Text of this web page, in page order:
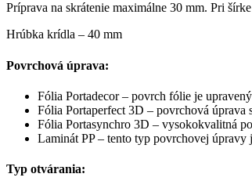
Príprava na skrátenie maximálne 30 mm. Pri
Hrúbka krídla – 40 mm
Povrchová úprava:
Fólia Portadecor – povrch fólie je
Fólia Portaperfect 3D – povrchová úprava
Fólia Portasynchro 3D – vysokokvalitná
Laminát PP – tento typ povrchovej
Typ otvárania: